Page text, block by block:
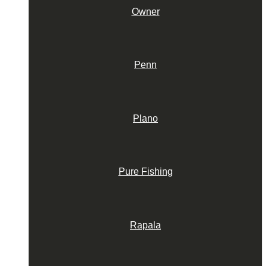
Owner
Penn
Plano
Pure Fishing
Rapala